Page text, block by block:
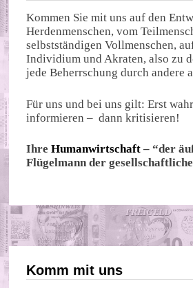
Kommen Sie mit uns auf den
Herdenmenschen, vom
selbstständigen Vollmenschen,
Individium und Akraten, also zu
jede Beherrschung durch andere
Für uns und bei uns gilt: Erst
informieren – dann kritisieren!
IhreHumanwirtschaft – “der
Flügelmann der
Komm mit uns